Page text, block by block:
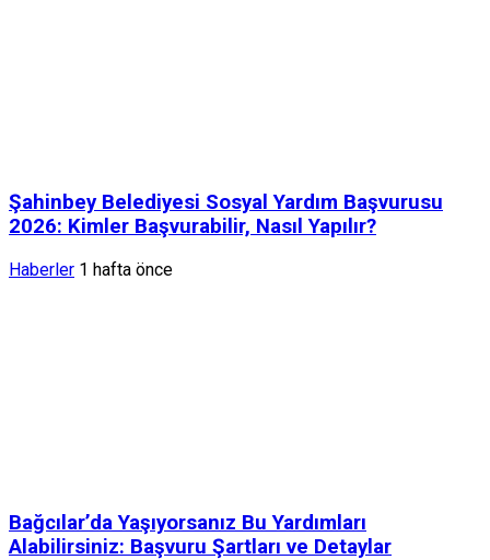
Şahinbey Belediyesi Sosyal Yardım Başvurusu
2026: Kimler Başvurabilir, Nasıl Yapılır?
Haberler 1 hafta önce
Bağcılar’da Yaşıyorsanız Bu Yardımları
Alabilirsiniz: Başvuru Şartları ve Detaylar